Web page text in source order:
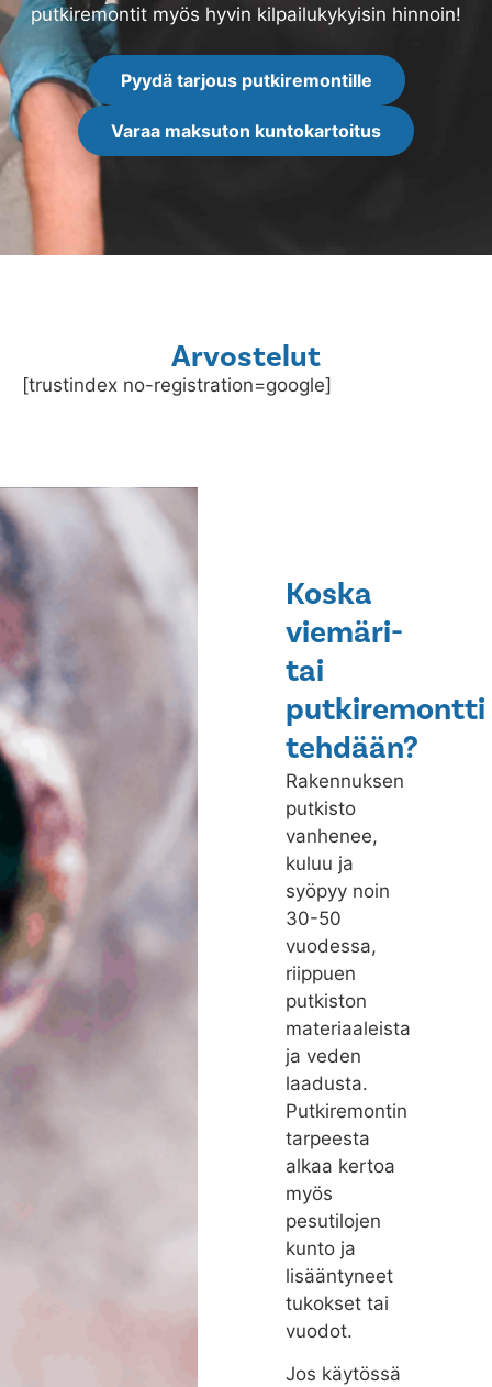
putkiremontit myös hyvin kilpailukykyisin hinnoin!
Pyydä tarjous putkiremontille
Varaa maksuton kuntokartoitus
Arvostelut
[trustindex no-registration=google]
Koska
viemäri-
tai
putkiremontti
tehdään?
Rakennuksen
putkisto
vanhenee,
kuluu ja
syöpyy noin
30-50
vuodessa,
riippuen
putkiston
materiaaleista
ja veden
laadusta.
Putkiremontin
tarpeesta
alkaa kertoa
myös
pesutilojen
kunto ja
lisääntyneet
tukokset tai
vuodot.
Jos käytössä